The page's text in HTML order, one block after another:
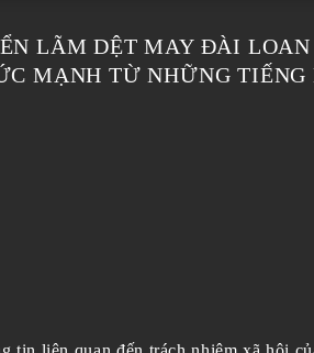
LÃM DỆT MAY ĐÀI
MẠNH TỪ NHỮNG TIẾNG